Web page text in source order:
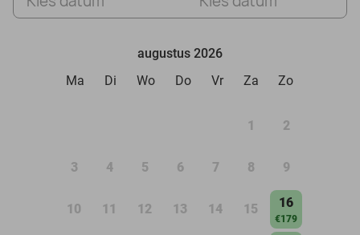
augustus 2026
Ma
Di Wo Do Vr Za Zo
1 2
3 4 5 6 7 8 9
10 11 12 13 14 15 16
€179